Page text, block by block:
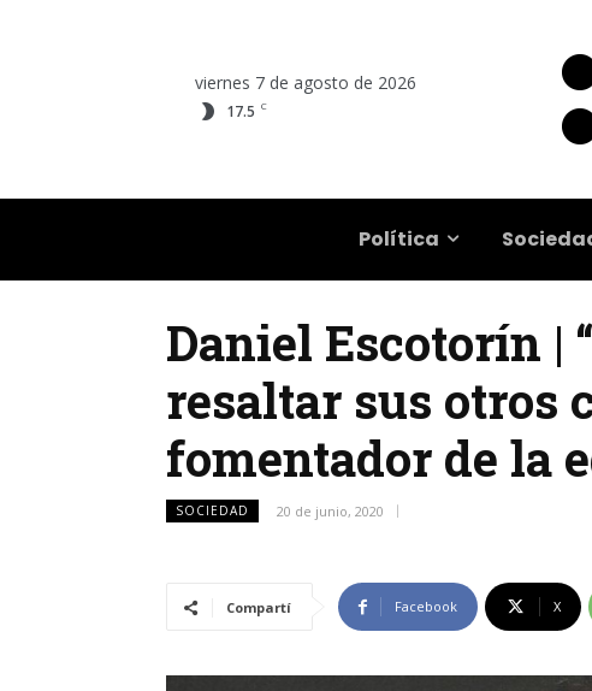
viernes 7 de agosto de 2026
17.5 C
Política
Daniel Escotorín |
resaltar sus otros
fomentador de la
SOCIEDAD 20 de junio, 2020
Compartí Facebook X